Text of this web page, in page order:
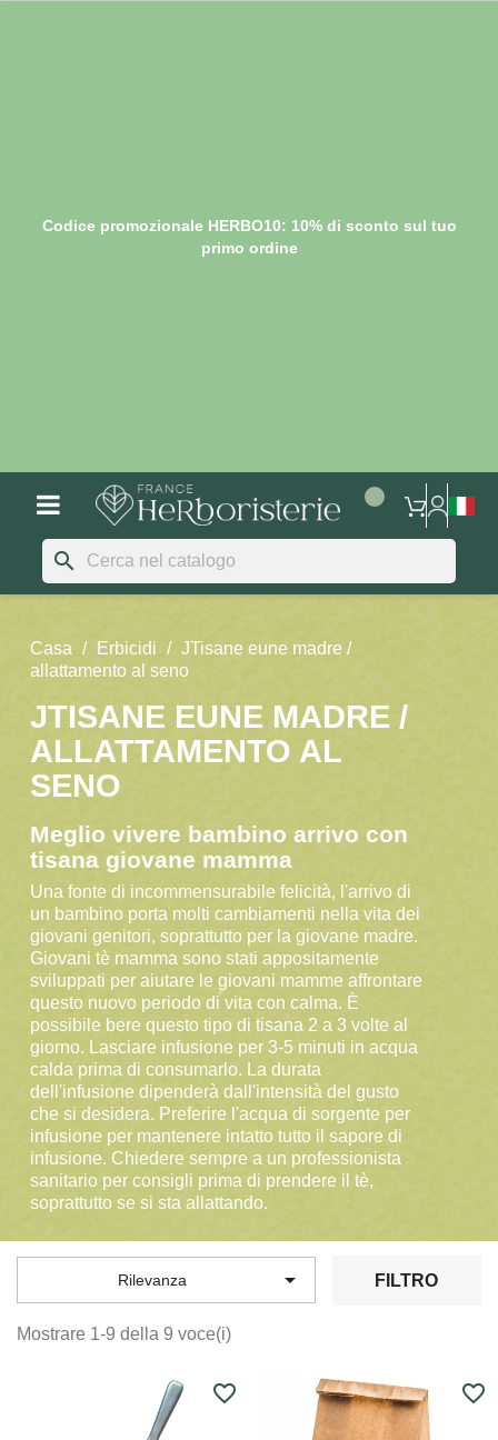
Codice promozionale HERBO10: 10% di sconto sul tuo
primo ordine
search
Casa Erbicidi
JTisane eune madre /
allattamento al seno
JTISANE EUNE MADRE /
ALLATTAMENTO AL
SENO
Meglio vivere bambino arrivo con
tisana giovane mamma
Una fonte di incommensurabile felicità, l'arrivo di
un bambino porta molti cambiamenti nella vita dei
giovani genitori, soprattutto per la giovane madre.
Giovani tè mamma sono stati appositamente
sviluppati per aiutare le giovani mamme affrontare
questo nuovo periodo di vita con calma. È
possibile bere questo tipo di tisana 2 a 3 volte al
giorno. Lasciare infusione per 3-5 minuti in acqua
calda prima di consumarlo. La durata
dell'infusione dipenderà dall'intensità del gusto
che si desidera. Preferire l'acqua di sorgente per
infusione per mantenere intatto tutto il sapore di
infusione. Chiedere sempre a un professionista
sanitario per consigli prima di prendere il tè,
soprattutto se si sta allattando.
Rilevanza  FILTRO
Mostrare 1-9 della 9 voce(i)
favorite_border favorite_border